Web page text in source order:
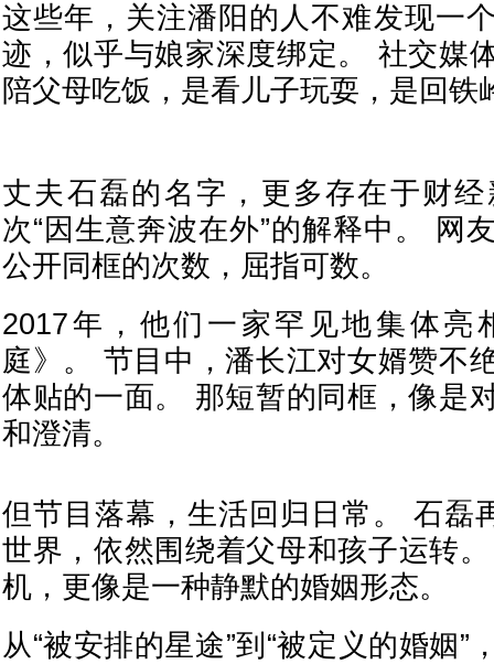
这些年，关注潘阳的人不难发现一
迹，似乎与娘家深度绑定。 社交媒
陪父母吃饭，是看儿子玩耍，是回铁
丈夫石磊的名字，更多存在于财
次“因生意奔波在外”的解释中。 网
公开同框的次数，屈指可数。
2017年，他们一家罕见地集体亮
庭》。 节目中，潘长江对女婿赞不
体贴的一面。 那短暂的同框，像是
和澄清。
但节目落幕，生活回归日常。 石磊
世界，依然围绕着父母和孩子运转
机，更像是一种静默的婚姻形态。
从“被安排的星途”到“被定义的婚姻”